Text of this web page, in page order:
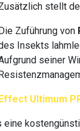
stellt
Zuführung von
Insekts
seiner
Ultimum
eine